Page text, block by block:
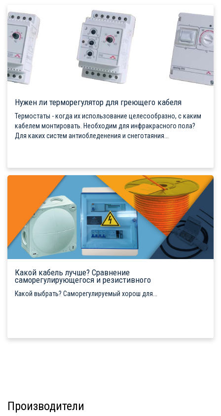
Нужен ли терморегулятор для греющего кабеля
Термостаты - когда их использование целесообразно, с каким
кабелем монтировать. Необходим для инфракрасного пола?
Для каких систем антиобледенения и снеготаяния...
Какой кабель лучше? Сравнение
саморегулирующегося и резистивного
Какой выбрать? Саморегулируемый хорош для...
Производители